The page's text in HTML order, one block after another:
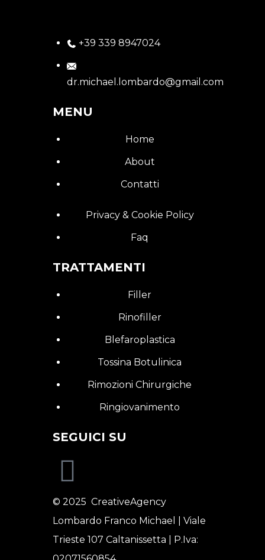
+39 339 8947024
dr.michael.lombardo@gmail.com
MENU
Home
About
Contatti
Privacy & Cookie Policy
Faq
TRATTAMENTI
Filler
Rinofiller
Blefaroplastica
Tossina Botulinica
Rimozioni Chirurgiche
Ringiovanimento
SEGUICI SU
© 2025 CreativeAgency
Lombardo Franco Michael | Viale
Trieste 107 Caltanissetta | P.Iva: